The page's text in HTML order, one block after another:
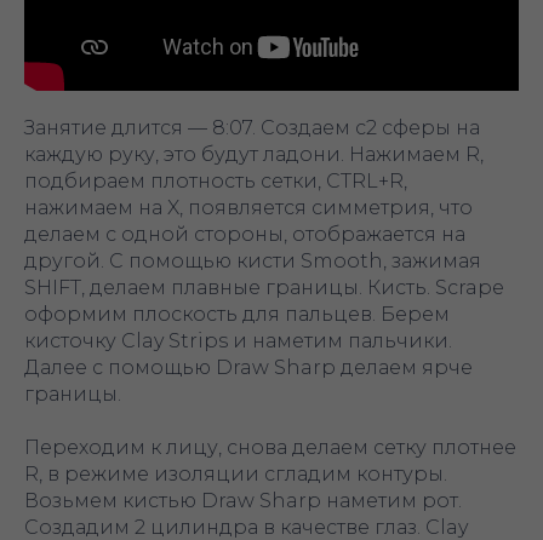
Занятие длится — 8:07. Создаем с2 сферы на
каждую руку, это будут ладони. Нажимаем R,
подбираем плотность сетки, CTRL+R,
нажимаем на X, появляется симметрия, что
делаем с одной стороны, отображается на
другой. С помощью кисти Smooth, зажимая
SHIFT, делаем плавные границы. Кисть. Scrape
оформим плоскость для пальцев. Берем
кисточку Clay Strips и наметим пальчики.
Далее с помощью Draw Sharp делаем ярче
границы.
Переходим к лицу, снова делаем сетку плотнее
R, в режиме изоляции сгладим контуры.
Возьмем кистью Draw Sharp наметим рот.
Создадим 2 цилиндра в качестве глаз. Clay